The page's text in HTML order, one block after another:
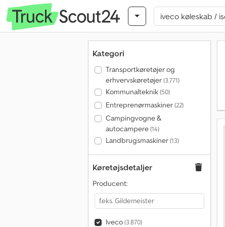
Kategori
Transportkøretøjer og
erhvervskøretøjer(3.771)
Kommunalteknik(50)
Entreprenørmaskiner(22)
Campingvogne &
autocampere(14)
Landbrugsmaskiner(13)
Køretøjsdetaljer
Producent:
Iveco(3.870)